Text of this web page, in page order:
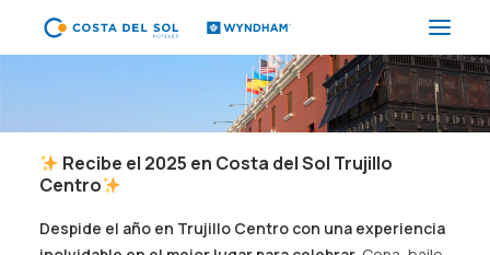
PAQUETES
PROMOCIONES
EVENTOS
Recibe el 2025 en Costa del Sol Trujillo
Centro
Despide el año en Trujillo Centro con una experiencia